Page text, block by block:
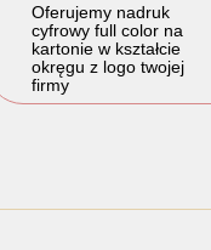
Oferujemy nadruk
cyfrowy full color na
kartonie w kształcie
okręgu z logo twojej
firmy